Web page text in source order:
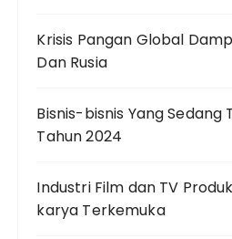
Krisis Pangan Global
Dan Rusia
Bisnis-bisnis Yang Sedang
Tahun 2024
Industri Film dan TV
karya Terkemuka